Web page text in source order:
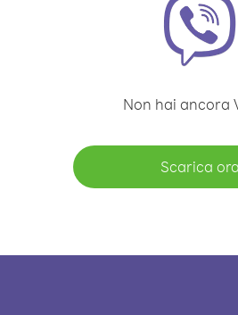
Non hai ancora
Scarica ora